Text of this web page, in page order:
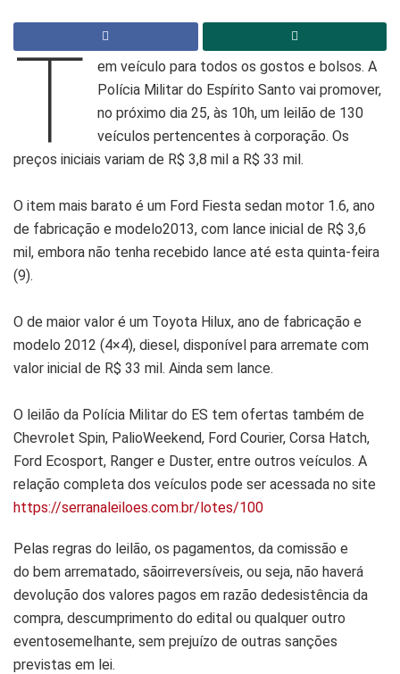
T
em veículo para todos os gostos e bolsos. A
Polícia Militar do Espírito Santo vai promover,
no próximo dia 25, às 10h, um leilão de 130
veículos pertencentes à corporação. Os
preços iniciais variam de R$ 3,8 mil a R$ 33 mil.
O item mais barato é um Ford Fiesta sedan motor 1.6, ano
de fabricação e modelo2013, com lance inicial de R$ 3,6
mil, embora não tenha recebido lance até esta quinta-feira
(9).
O de maior valor é um Toyota Hilux, ano de fabricação e
modelo 2012 (4×4), diesel, disponível para arremate com
valor inicial de R$ 33 mil. Ainda sem lance.
O leilão da Polícia Militar do ES tem ofertas também de
Chevrolet Spin, PalioWeekend, Ford Courier, Corsa Hatch,
Ford Ecosport, Ranger e Duster, entre outros veículos. A
relação completa dos veículos pode ser acessada no site
https://serranaleiloes.com.br/lotes/100
Pelas regras do leilão, os pagamentos, da comissão e
do bem arrematado, sãoirreversíveis, ou seja, não haverá
devolução dos valores pagos em razão dedesistência da
compra, descumprimento do edital ou qualquer outro
eventosemelhante, sem prejuízo de outras sanções
previstas em lei.